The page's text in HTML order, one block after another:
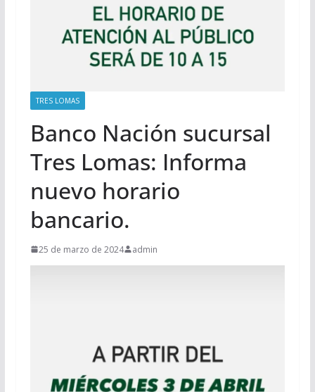
TRES LOMAS
Banco Nación sucursal
Tres Lomas: Informa
nuevo horario
bancario.
25 de marzo de 2024 admin